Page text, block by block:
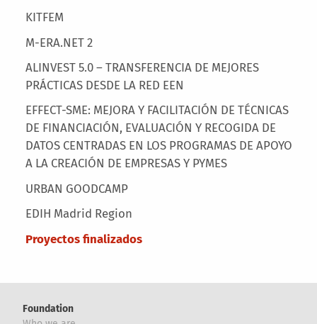
KITFEM
M-ERA.NET 2
ALINVEST 5.0 – TRANSFERENCIA DE MEJORES
PRÁCTICAS DESDE LA RED EEN
EFFECT-SME: MEJORA Y FACILITACIÓN DE TÉCNICAS
DE FINANCIACIÓN, EVALUACIÓN Y RECOGIDA DE
DATOS CENTRADAS EN LOS PROGRAMAS DE APOYO
A LA CREACIÓN DE EMPRESAS Y PYMES
URBAN GOODCAMP
EDIH Madrid Region
Proyectos finalizados
Foundation